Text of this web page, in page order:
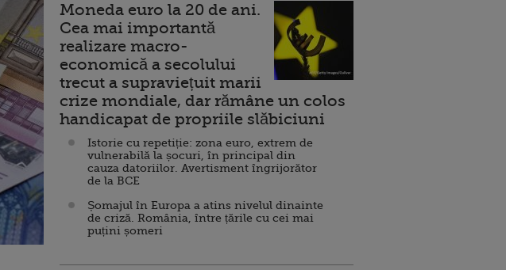
Moneda euro la 20 de ani.
Cea mai importantă
realizare macro-
economică a secolului
trecut a supraviețuit marii
crize mondiale, dar rămâne un colos
handicapat de propriile slăbiciuni
Istorie cu repetiție: zona euro, extrem de
vulnerabilă la șocuri, în principal din
cauza datoriilor. Avertisment îngrijorător
de la BCE
Șomajul în Europa a atins nivelul dinainte
de criză. România, între țările cu cei mai
puțini șomeri